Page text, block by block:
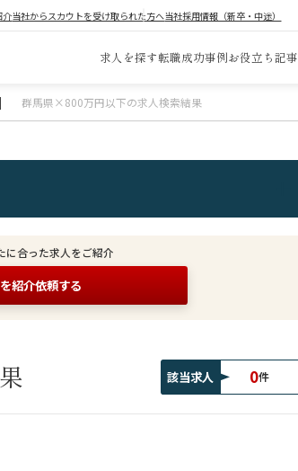
介当社からスカウトを受け取られた方へ当社採用情報（新卒・中途）
求人を探す転職成功事例お役立ち記事
| 群馬県×800万円以下の求人検索結果
に合った求人をご紹介
紹介依頼する
該当求人 0件